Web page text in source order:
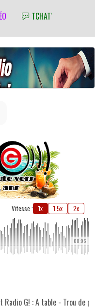
TCHAT'
Vitesse : 1x 1.5x 2x
00:06
Radio G! : A table - Trou de